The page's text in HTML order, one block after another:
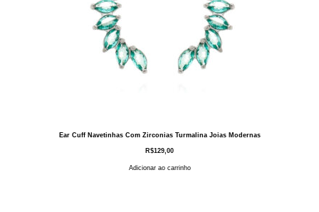
Ear Cuff Navetinhas Com Zirconias Turmalina Joias Modernas
R$129,00
Adicionar ao carrinho